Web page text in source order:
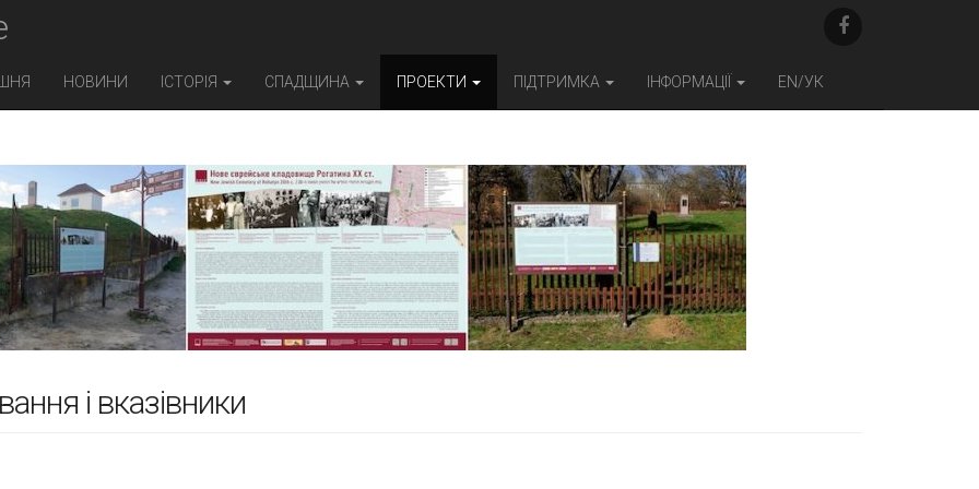
НОВИНИ ІСТОРІЯ СПАДЩИНА ПРОЕКТИ ПІДТРИМКА ІНФОРМАЦІЇ EN/УК
і вказівники